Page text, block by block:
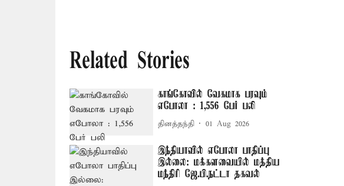
Related Stories
காங்கோவில் வேகமாக பரவும்
எபோலா : 1,556 பேர் பலி
தினத்தந்தி 01 Aug 2026
இந்தியாவில் எபோலா பாதிப்பு
இல்லை: மக்களவையில் மத்திய
மந்திரி ஜே.பி.நட்டா தகவல்